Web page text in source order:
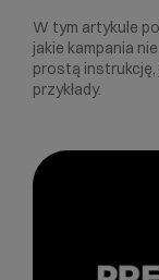
W tym artykule
jakie kampania
prostą
przykłady.